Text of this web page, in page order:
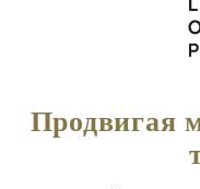
Продвигая